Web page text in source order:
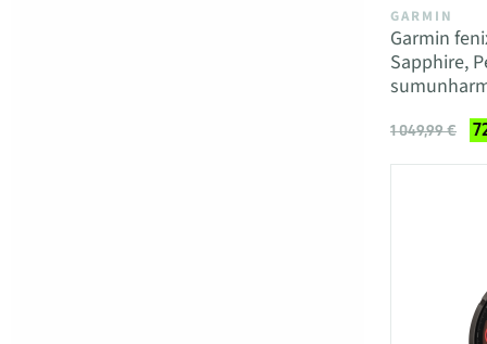
GARMIN
Garmin
Sapphire,
1 049,99 €